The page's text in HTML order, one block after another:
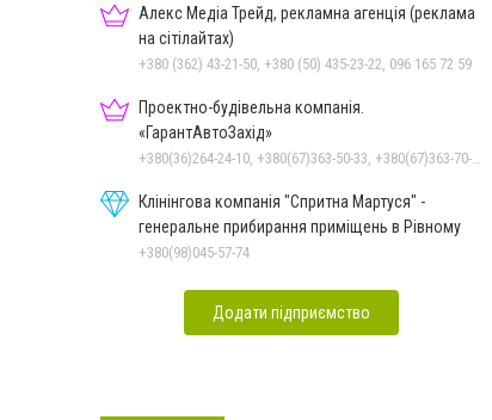
Алекс Медіа Трейд, рекламна агенція (реклама
на сітілайтах)
+380 (362) 43-21-50, +380 (50) 435-23-22, 096 165 72 59
Проектно-будівельна компанія.
«ГарантАвтоЗахід»
+380(36)264-24-10, +380(67)363-50-33, +380(67)363-70-50
Клінінгова компанія "Спритна Мартуся" -
генеральне прибирання приміщень в Рівному
+380(98)045-57-74
Додати підприємство